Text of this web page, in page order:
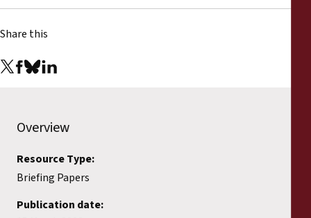
Share this
Overview
Resource Type:
Briefing Papers
Publication date: